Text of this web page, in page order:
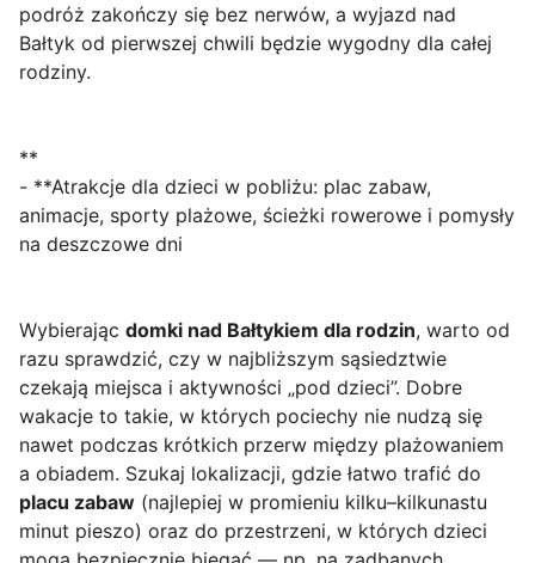
podróż zakończy się bez nerwów, a wyjazd nad
Bałtyk od pierwszej chwili będzie wygodny dla całej
rodziny.
**
- **Atrakcje dla dzieci w pobliżu: plac zabaw,
animacje, sporty plażowe, ścieżki rowerowe i pomysły
na deszczowe dni
Wybierając domki nad Bałtykiem dla rodzin, warto od
razu sprawdzić, czy w najbliższym sąsiedztwie
czekają miejsca i aktywności „pod dzieci”. Dobre
wakacje to takie, w których pociechy nie nudzą się
nawet podczas krótkich przerw między plażowaniem
a obiadem. Szukaj lokalizacji, gdzie łatwo trafić do
placu zabaw (najlepiej w promieniu kilku–kilkunastu
minut pieszo) oraz do przestrzeni, w których dzieci